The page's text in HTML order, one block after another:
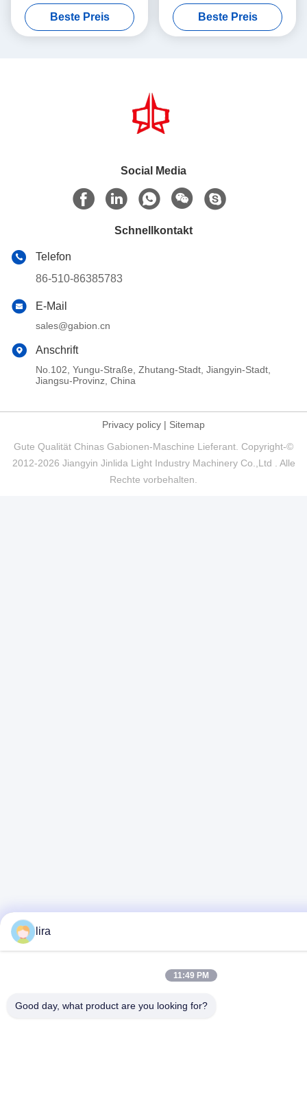
Maschen-
Verpackungsmaschine für
Drahtgeflecht und Presse
Beste Preis
Gestells/der Druck-
Platte/des Öl-Zylinders und
der Öl-Pumpen-Einheit
Beste Preis
Social Media
Schnellkontakt
Telefon
86-510-86385783
E-Mail
sales@gabion.cn
Anschrift
No.102, Yungu-Straße, Zhutang-Stadt, Jiangyin-Stadt,
Jiangsu-Provinz, China
Privacy policy | Sitemap
Gute Qualität Chinas Gabionen-Maschine Lieferant. Copyright-©
2012-2026 Jiangyin Jinlida Light Industry Machinery Co.,Ltd . Alle
Rechte vorbehalten.
lira
11:49 PM
Good day, what product are you looking for?